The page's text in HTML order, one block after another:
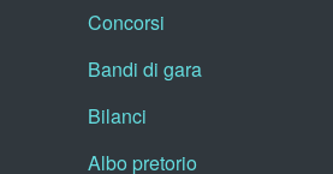
Concorsi
Bandi di gara
Bilanci
Albo pretorio